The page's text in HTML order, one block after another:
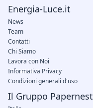
Energia-Luce.it
News
Team
Contatti
Chi Siamo
Lavora con Noi
Informativa Privacy
Condizioni generali d'uso
Il Gruppo Papernest